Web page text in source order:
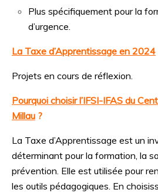
Plus spécifiquement pour la
d’urgence.
La Taxe d’Apprentissage en 2024
Projets en cours de réflexion.
Pourquoi choisir l’IFSI-IFAS du
Millau ?
La Taxe d’Apprentissage est un
déterminant pour la formation, la
prévention. Elle est utilisée pour
les outils pédagogiques. En